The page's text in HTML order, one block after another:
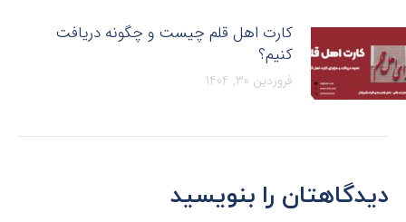
کارت اهل قلم چیست و چگونه دریافت
کنیم؟
فروردین 30, 1404
دیدگاهتان را بنویسید